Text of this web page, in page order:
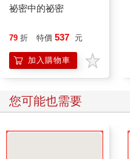
祕密中的祕密
79 折 特價 537 元
加入購物車
您可能也需要